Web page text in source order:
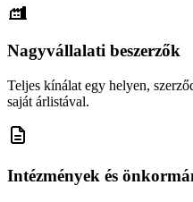
Nagyvállalati beszerzők
Teljes kínálat egy helyen,
saját árlistával.
Intézmények és